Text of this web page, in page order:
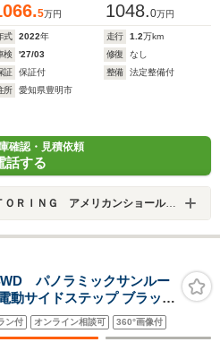
5万円 1048.0万円
式 2022年 走行 1.2万km
検
'27/03 修復
なし
証
保証付 整備
法定整備付
所
愛知県豊明市
確認・見積依頼
話する
ＲＩＮＧ アメリカンショールーム
パノラミックサンルー
動サイドステップ ブラック
ンチレーション リアエン
ドアップディスプレイ ク
ン付 オンライン相談可 360°画像付